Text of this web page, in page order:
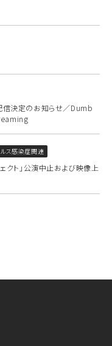
信決定のお知らせ／Dumb
ス感染症関連
クト」公演中止および映像上